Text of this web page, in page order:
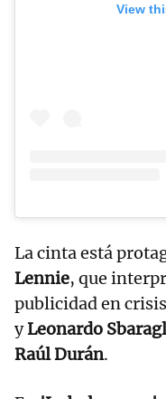
View
La cinta está
Lennie, que
publicidad en
yLeonardo
Raúl Durán.